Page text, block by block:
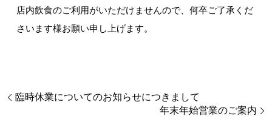
店内飲食のご利用がいただけませんので、何卒ご了承くだ
さいます様お願い申し上げます。
臨時休業についてのお知らせにつきまして
年末年始営業のご案内